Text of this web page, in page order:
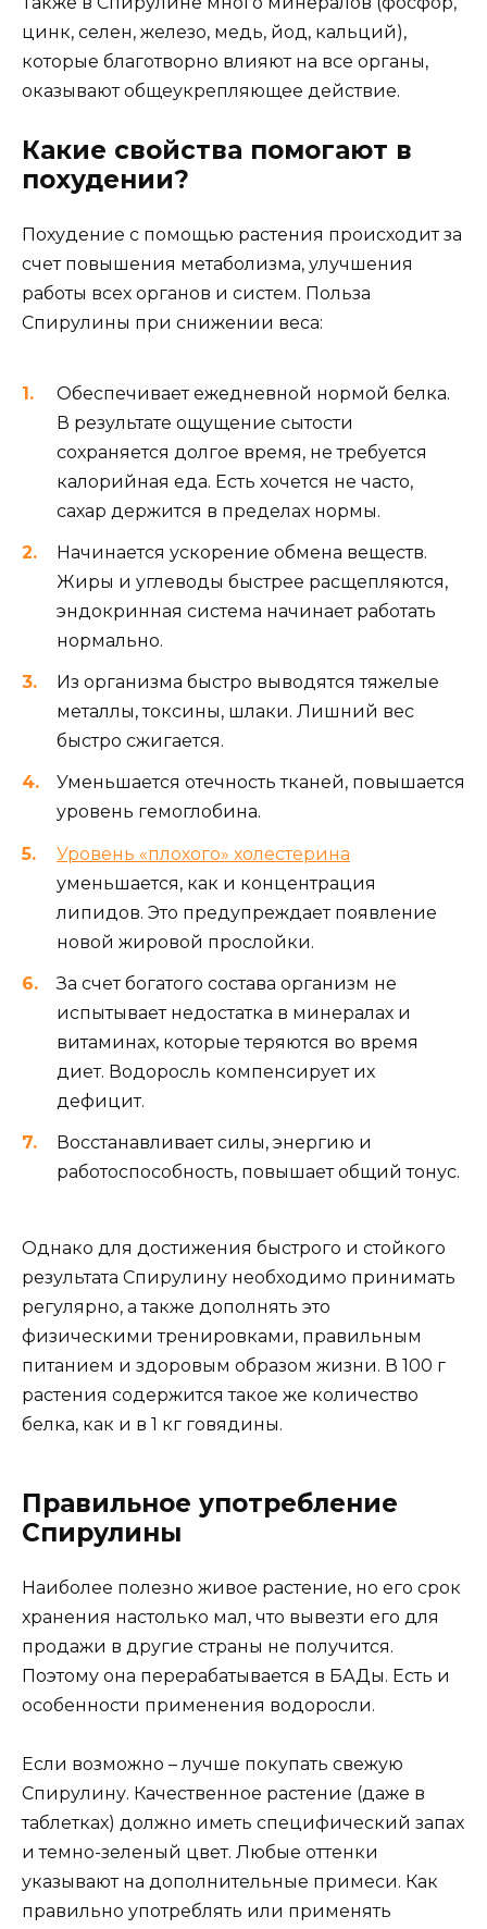
цинк, селен, железо, медь, йод, кальций),
которые благотворно влияют на все органы,
оказывают общеукрепляющее действие.
Какие свойства помогают в
похудении?
Похудение с помощью растения происходит за
счет повышения метаболизма, улучшения
работы всех органов и систем. Польза
Спирулины при снижении веса:
Обеспечивает ежедневной нормой белка.
В результате ощущение сытости
сохраняется долгое время, не требуется
калорийная еда. Есть хочется не часто,
сахар держится в пределах нормы.
Начинается ускорение обмена веществ.
Жиры и углеводы быстрее расщепляются,
эндокринная система начинает работать
нормально.
Из организма быстро выводятся тяжелые
металлы, токсины, шлаки. Лишний вес
быстро сжигается.
Уменьшается отечность тканей, повышается
уровень гемоглобина.
Уровень «плохого» холестерина
уменьшается, как и концентрация
липидов. Это предупреждает появление
новой жировой прослойки.
За счет богатого состава организм не
испытывает недостатка в минералах и
витаминах, которые теряются во время
диет. Водоросль компенсирует их
дефицит.
Восстанавливает силы, энергию и
работоспособность, повышает общий тонус.
Однако для достижения быстрого и стойкого
результата Спирулину необходимо принимать
регулярно, а также дополнять это
физическими тренировками, правильным
питанием и здоровым образом жизни. В 100 г
растения содержится такое же количество
белка, как и в 1 кг говядины.
Правильное употребление
Спирулины
Наиболее полезно живое растение, но его срок
хранения настолько мал, что вывезти его для
продажи в другие страны не получится.
Поэтому она перерабатывается в БАДы. Есть и
особенности применения водоросли.
Если возможно – лучше покупать свежую
Спирулину. Качественное растение (даже в
таблетках) должно иметь специфический запах
и темно-зеленый цвет. Любые оттенки
указывают на дополнительные примеси. Как
правильно употреблять или применять